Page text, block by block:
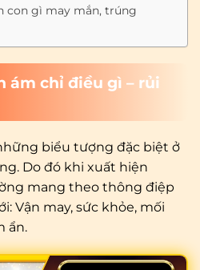
con gì may mắn, trúng
ám chỉ điều gì – rủi
biểu tượng đặc biệt ở
Do đó khi xuất hiện
mang theo thông điệp
Vận may, sức khỏe, mối
ẩn.